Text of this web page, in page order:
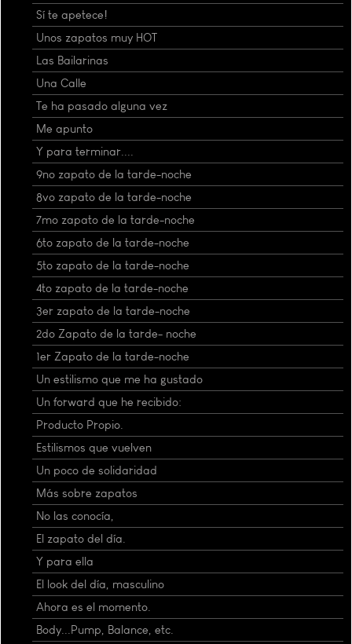
Sí te apetece!
Unos zapatos muy HOT
Las Bailarinas
Una Calle
Te ha pasado alguna vez
Me apunto
Y para terminar....
9no zapato de la tarde-noche
8vo zapato de la tarde-noche
7mo zapato de la tarde-noche
6to zapato de la tarde-noche
5to zapato de la tarde-noche
4to zapato de la tarde-noche
3er zapato de la tarde-noche
2do Zapato de la tarde- noche
1er Zapato de la tarde-noche
Un estilismo que me ha gustado
Un forward que he recibido:
Producto Propio.
Estilismos que vuelven
Un poco de solidaridad
Más sobre zapatos
No las conocía,
El zapato del día.
Y para ella
El look del día, masculino
Ahora es el momento.
Body...Pump, Balance, etc.